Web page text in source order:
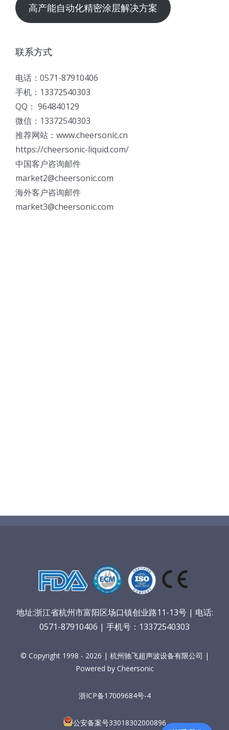
高产能自动化精密涂层解决方案
联系方式
电话：0571-87910406
手机：13372540303
QQ： 964840129
微信：13372540303
推荐网站：www.cheersonic.cn
https://cheersonic-liquid.com/
中国客户咨询邮件
market2@cheersonic.com
海外客户咨询邮件
market3@cheersonic.com
地址:浙江省杭州市富阳区场口镇创业路11-13号 | 电话:
0571-87910406 | 手机号：13372540303
© Copyright 1998 - 2026 | 杭州驰飞超声波设备有限公司 |
Powered by Cheersonic
浙ICP备17009684号-4
公安备案号33018302000896